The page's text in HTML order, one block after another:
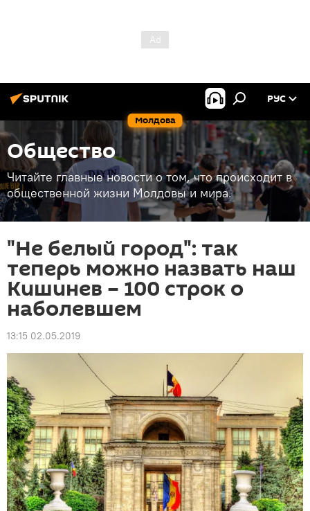
Молдова
РУС
Общество
Читайте главные новости о том, что происходит в
общественной жизни Молдовы и мира.
"Не белый город": так
теперь можно назвать наш
Кишинев – 100 строк о
наболевшем
13:15 02.05.2019